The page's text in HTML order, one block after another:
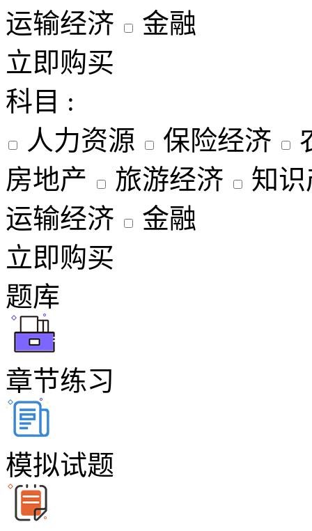
运输经济
金融
立即购买
科目 :
人力资源
保险经济
房地产
旅游经济
知
运输经济
金融
立即购买
题库
章节练习
模拟试题